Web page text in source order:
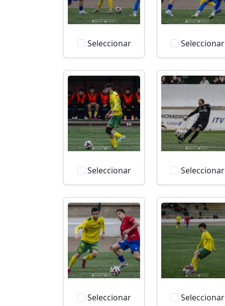
Seleccionar Seleccionar
Seleccionar Seleccionar
Seleccionar Seleccionar